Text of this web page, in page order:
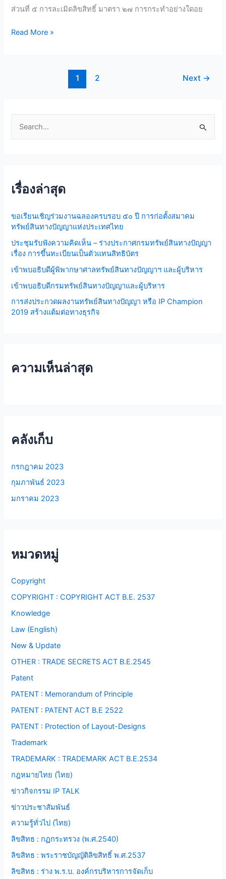
ส่วนที่ ๕ การละเมิดลิขสิทธิ์ มาตรา ๒๗ การกระทำอย่างใดอย
ส่วน
5
Read More »
1 2 Next →
c
f
o
r
เรื่องล่าสุด
ขอเรียนเชิญร่วมงานฉลองครบรอบ ๕๐ ปี การก่อตั้งสมาคม
ทรัพย์สินทางปัญญาแห่งประเทศไทย
ประชุมรับฟังความคิดเห็น – ร่างประกาศกรมทรัพย์สินทางปัญญา
เรื่อง การขึ้นทะเบียนเป็นตัวแทนสิทธิบัตร
เข้าพบอธิบดีผู้พิพากษาศาลทรัพย์สินทางปัญญาฯ และผู้บริหาร
เข้าพบอธิบดีกรมทรัพย์สินทางปัญญาและผู้บริหาร
การส่งประกวดผลงานทรัพย์สินทางปัญญา หรือ IP Champion
2019 สร้างแต้มต่อทางธุรกิจ
ความเห็นล่าสุด
คลังเก็บ
กรกฎาคม 2023
กุมภาพันธ์ 2023
มกราคม 2023
หมวดหมู่
Copyright
COPYRIGHT : COPYRIGHT ACT B.E. 2537
Knowledge
Law (English)
New & Update
OTHER : TRADE SECRETS ACT B.E.2545
Patent
PATENT : Memorandum of Principle
PATENT : PATENT ACT B.E 2522
PATENT : Protection of Layout-Designs
Trademark
TRADEMARK : TRADEMARK ACT B.E.2534
กฎหมายไทย (ไทย)
ข่าวกิจกรรม IP TALK
ข่าวประชาสัมพันธ์
ความรู้ทั่วไป (ไทย)
ลิขสิทธ : กฏกระทรวง (พ.ศ.2540)
ลิขสิทธ : พระราชบัญญัติลิขสิทธิ์ พ.ศ.2537
ลิขสิทธ : ร่าง พ.ร.บ. องค์กรบริหารการจัดเก็บ